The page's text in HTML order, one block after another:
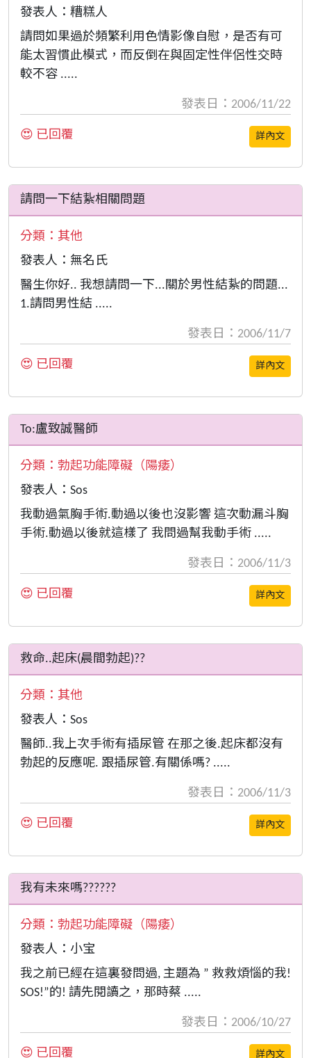
發表人：糟糕人
請問如果過於頻繁利用色情影像自慰，是否有可
能太習慣此模式，而反倒在與固定性伴侶性交時
較不容 .....
發表日：2006/11/22
😍 已回覆 詳內文
請問一下結紥相關問題
分類： 其他
發表人：無名氏
醫生你好.. 我想請問一下...關於男性結紥的問題...
1.請問男性結 .....
發表日：2006/11/7
😍 已回覆 詳內文
To:盧致誠醫師
分類： 勃起功能障礙（陽痿）
發表人：Sos
我動過氣胸手術.動過以後也沒影響 這次動漏斗胸
手術.動過以後就這樣了 我問過幫我動手術 .....
發表日：2006/11/3
😍 已回覆 詳內文
救命..起床(晨間勃起)??
分類： 其他
發表人：Sos
醫師..我上次手術有插尿管 在那之後.起床都沒有
勃起的反應呢. 跟插尿管.有關係嗎? .....
發表日：2006/11/3
😍 已回覆 詳內文
我有未來嗎??????
分類： 勃起功能障礙（陽痿）
發表人：小宝
我之前已經在這裏發問過, 主題為 ” 救救煩惱的我!
SOS!”的! 請先閱讀之，那時蔡 .....
發表日：2006/10/27
😍 已回覆 詳內文